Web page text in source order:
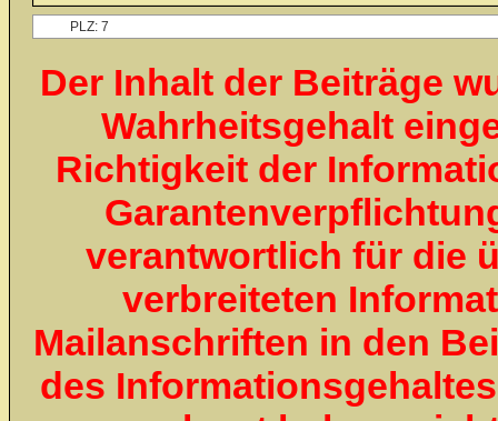
Der Inhalt der Beiträge
Wahrheitsgehalt
Richtigkeit der
verantwortlich für die
verbreiteten
Mailanschriften in den
des